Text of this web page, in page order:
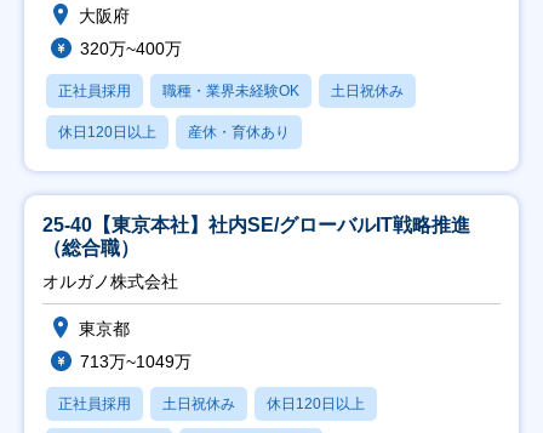
大阪府
320万~400万
正社員採用 職種・業界未経験OK 土日祝休み
休日120日以上 産休・育休あり
25-40【東京本社】社内SE/グローバルIT戦略推進
（総合職）
オルガノ株式会社
東京都
713万~1049万
正社員採用 土日祝休み 休日120日以上